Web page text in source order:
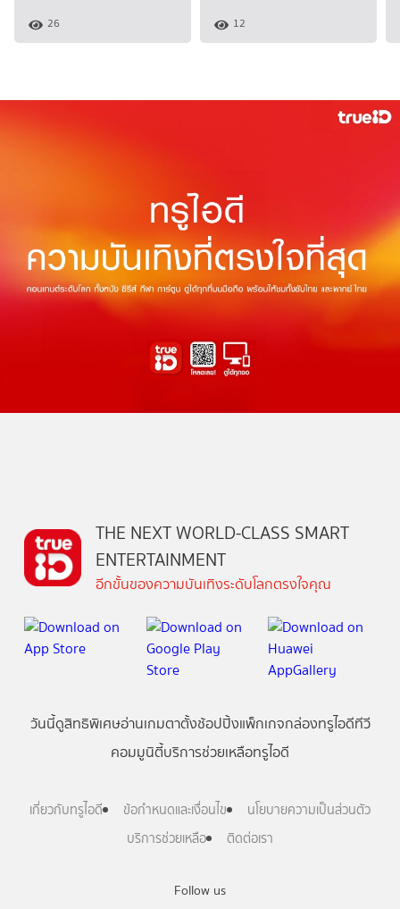
26 12
Follow us
THE NEXT WORLD-CLASS SMART
ENTERTAINMENT
อีกขั้นของความบันเทิงระดับโลกตรงใจคุณ
วันนี้ดูสิทธิพิเศษอ่านเกมตาตั้งช้อปปิ้งแพ็กเกจกล่องทรูไอดีทีวี
คอมมูนิตี้บริการช่วยเหลือทรูไอดี
เกี่ยวกับทรูไอดี ข้อกำหนดและเงื่อนไข
นโยบายความเป็นส่วนตัว
บริการช่วยเหลือ
ติดต่อเรา